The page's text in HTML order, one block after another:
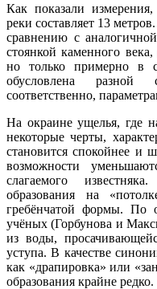
Как показали
реки составляет 13
сравнению с
стоянкой каменного
но только примерно в
обусловлена
соответственно,
На окраине ущелья, где
некоторые черты,
становится спокойнее и
возможности
слагаемого
образования на
гребёнчатой формы. По
учёных (Горбунова и
из воды,
уступа. В качестве
как «драпировка» или
образования крайне редко.